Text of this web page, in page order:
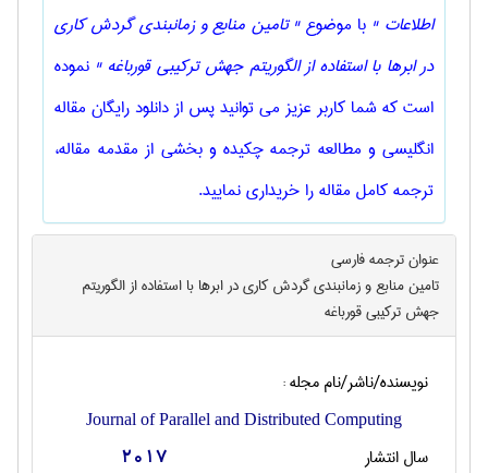
اطلاعات " با موضوع" تامین منابع و زمانبندی گردش کاری
در ابرها با استفاده از الگوریتم جهش ترکیبی قورباغه " نموده
است که شما کاربر عزیز می توانید پس از دانلود رایگان مقاله
انگلیسی و مطالعه ترجمه چکیده و بخشی از مقدمه مقاله،
ترجمه کامل مقاله را خریداری نمایید.
عنوان ترجمه فارسی
تامین منابع و زمانبندی گردش کاری در ابرها با استفاده از الگوریتم
جهش ترکیبی قورباغه
نویسنده/ناشر/نام مجله :
Journal of Parallel and Distributed Computing
سال انتشار 2017